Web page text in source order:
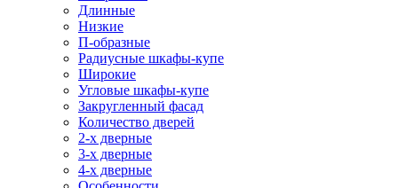
Длинные
Низкие
П-образные
Радиусные шкафы-купе
Широкие
Угловые шкафы-купе
Закругленный фасад
Количество дверей
2-х дверные
3-х дверные
4-х дверные